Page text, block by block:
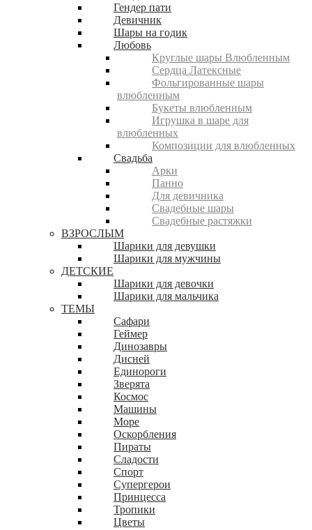
Гендер пати
Девичник
Шары на годик
Любовь
Круглые шары Влюбленным
Сердца Латексные
Фольгированные шары
влюбленным
Букеты влюбленным
Игрушка в шаре для
влюбленных
Композиции для влюбленных
Свадьба
Арки
Панно
Для девичника
Свадебные шары
Свадебные растяжки
ВЗРОСЛЫМ
Шарики для девушки
Шарики для мужчины
ДЕТСКИЕ
Шарики для девочки
Шарики для мальчика
ТЕМЫ
Сафари
Геймер
Динозавры
Дисней
Единороги
Зверята
Космос
Машины
Море
Оскорбления
Пираты
Сладости
Спорт
Супергерои
Принцесса
Тропики
Цветы